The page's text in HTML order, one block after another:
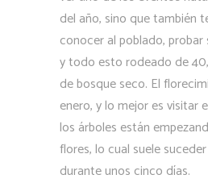
del año, sino que también
conocer al poblado,
y todo esto rodeado de
de bosque seco. El
enero, y lo mejor es visitar
los árboles están
flores, lo cual suele
durante unos cinco días.